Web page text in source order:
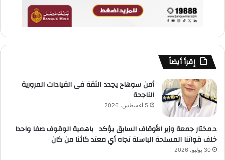
إقرأ أيضاً
أمن سوهاج يجدد الثقة فى القيادات المرورية
الناجحة
5 أغسطس، 2026
د.مختار جمعة وزير الأوقاف السابق يؤكد باهمية الوقوف صفا واحدا
خلف قواتنا المسلحة الباسلة تجاه أي معتد كائنا من كان
30 يوليو، 2026